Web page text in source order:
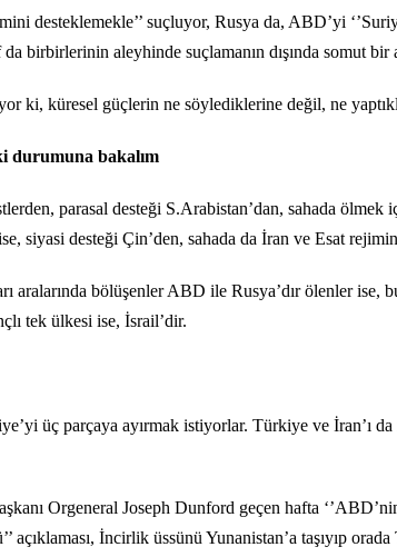
desteklemekle’’ suçluyor, Rusya da, ABD’yi
birbirlerinin aleyhinde suçlamanın dışında somut bir
ki, küresel güçlerin ne söylediklerine değil, ne
durumuna bakalım
parasal desteği S.Arabistan’dan, sahada ölmek
siyasi desteği Çin’den, sahada da İran ve Esat
aralarında bölüşenler ABD ile Rusya’dır ölenler ise,
tek ülkesi ise, İsrail’dir.
üç parçaya ayırmak istiyorlar. Türkiye ve İran’ı da
Orgeneral Joseph Dunford geçen hafta ‘’ABD’nin
açıklaması, İncirlik üssünü Yunanistan’a taşıyıp